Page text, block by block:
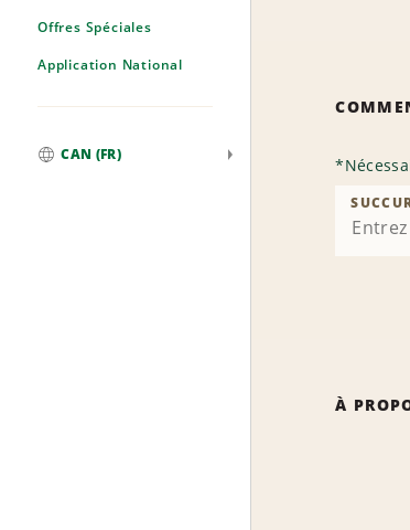
Offres Spéciales
Application National
CAN (FR)
*
À